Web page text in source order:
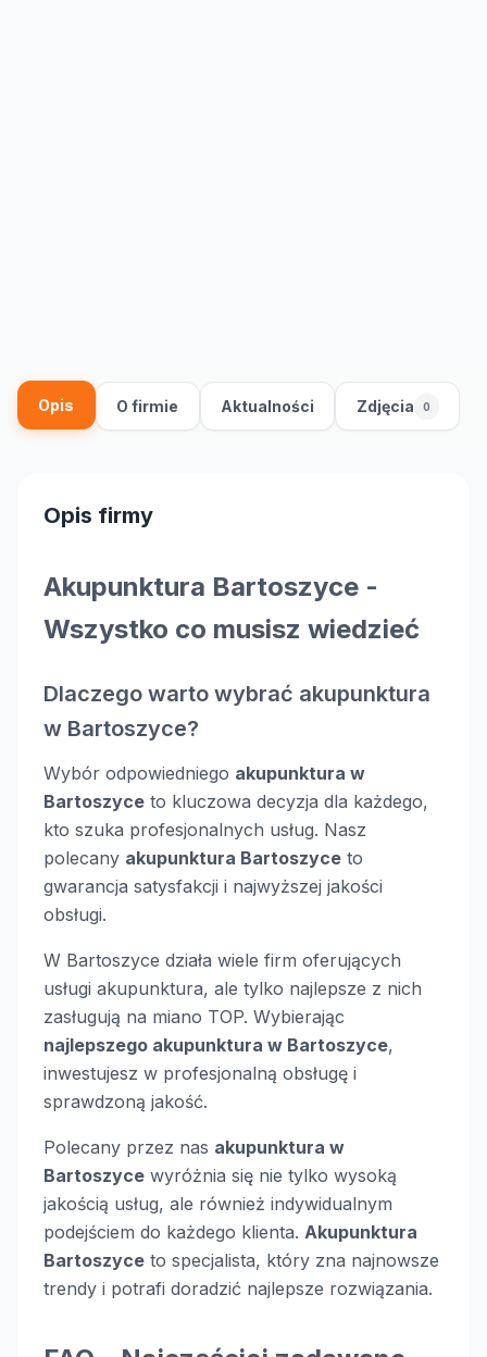
Opis O firmie Aktualności Zdjęcia 0
Opis firmy
Akupunktura Bartoszyce -
Wszystko co musisz wiedzieć
Dlaczego warto wybrać akupunktura
w Bartoszyce?
Wybór odpowiedniego akupunktura w
Bartoszyce to kluczowa decyzja dla każdego,
kto szuka profesjonalnych usług. Nasz
polecany akupunktura Bartoszyce to
gwarancja satysfakcji i najwyższej jakości
obsługi.
W Bartoszyce działa wiele firm oferujących
usługi akupunktura, ale tylko najlepsze z nich
zasługują na miano TOP. Wybierając
najlepszego akupunktura w Bartoszyce,
inwestujesz w profesjonalną obsługę i
sprawdzoną jakość.
Polecany przez nas akupunktura w
Bartoszyce wyróżnia się nie tylko wysoką
jakością usług, ale również indywidualnym
podejściem do każdego klienta. Akupunktura
Bartoszyce to specjalista, który zna najnowsze
trendy i potrafi doradzić najlepsze rozwiązania.